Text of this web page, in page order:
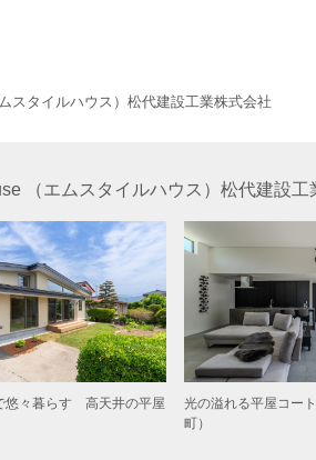
スタイルハウス）松代建設工業株式会社
（エムスタイルハウス）松代建設
悠々暮らす 高天井の平屋
光の溢れる平屋コー
町）